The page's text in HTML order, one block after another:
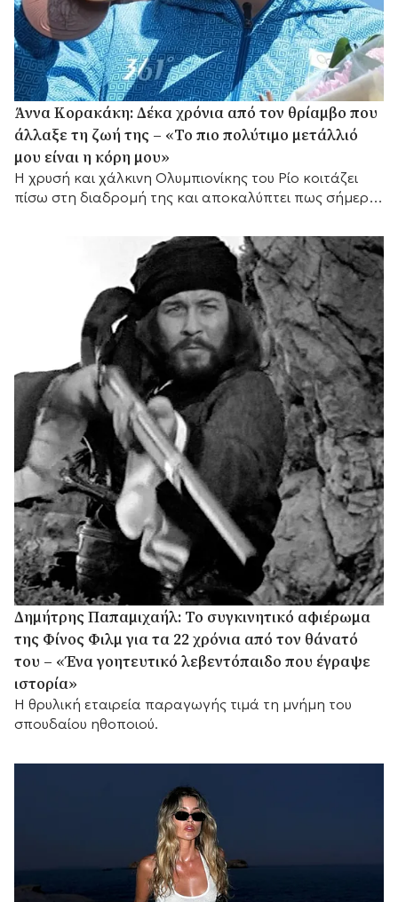
Άννα Κορακάκη: Δέκα χρόνια από τον θρίαμβο που
άλλαξε τη ζωή της – «Το πιο πολύτιμο μετάλλιό
μου είναι η κόρη μου»
Η χρυσή και χάλκινη Ολυμπιονίκης του Ρίο κοιτάζει
πίσω στη διαδρομή της και αποκαλύπτει πως σήμερα
Δημήτρης Παπαμιχαήλ: Το συγκινητικό αφιέρωμα
της Φίνος Φιλμ για τα 22 χρόνια από τον θάνατό
του – «Ένα γοητευτικό λεβεντόπαιδο που έγραψε
ιστορία»
Η θρυλική εταιρεία παραγωγής τιμά τη μνήμη του
σπουδαίου ηθοποιού.